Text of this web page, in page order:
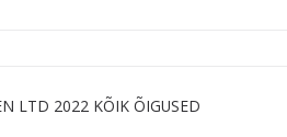
LTD 2022 KÕIK ÕIGUSED